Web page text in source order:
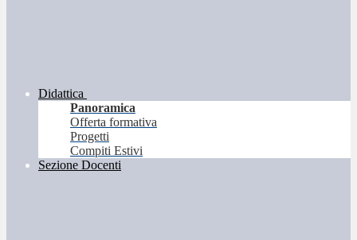
Didattica
Panoramica
Offerta formativa
Progetti
Compiti Estivi
Sezione Docenti